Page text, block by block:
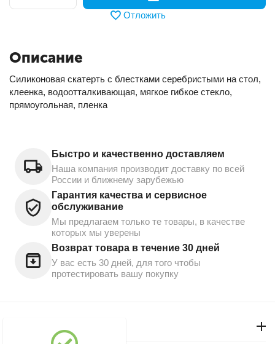
Отложить
Описание
Силиконовая скатерть с блестками серебристыми на стол,
клеенка, водоотталкивающая, мягкое гибкое стекло,
прямоугольная, пленка
Быстро и качественно доставляем
Наша компания производит доставку по всей
России и ближнему зарубежью
Гарантия качества и сервисное
обслуживание
Мы предлагаем только те товары, в качестве
которых мы уверены
Возврат товара в течение 30 дней
У вас есть 30 дней, для того чтобы
протестировать вашу покупку